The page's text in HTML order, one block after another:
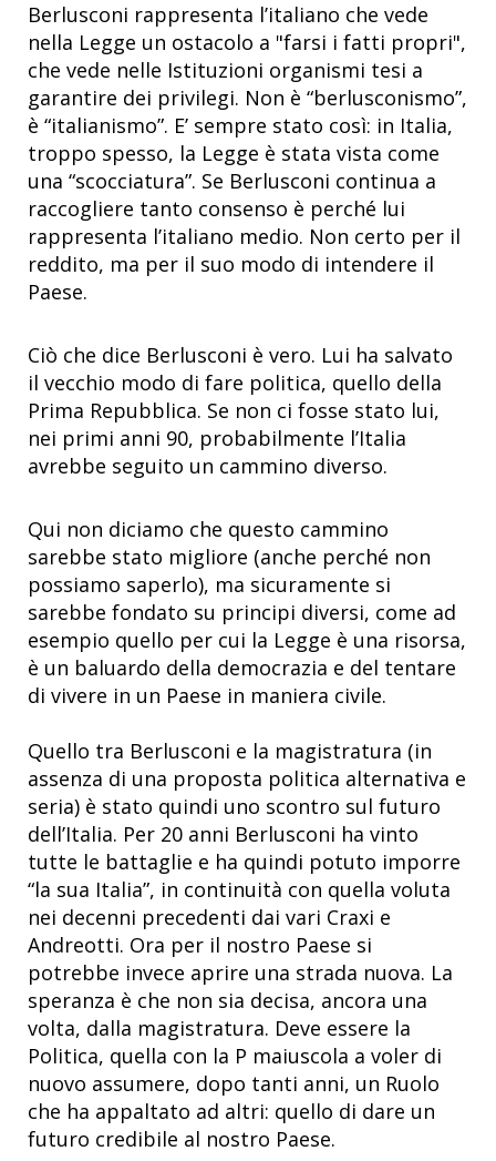
Berlusconi rappresenta l’italiano che vede
nella Legge un ostacolo a "farsi i fatti propri",
che vede nelle Istituzioni organismi tesi a
garantire dei privilegi. Non è “berlusconismo”,
è “italianismo”. E’ sempre stato così: in Italia,
troppo spesso, la Legge è stata vista come
una “scocciatura”. Se Berlusconi continua a
raccogliere tanto consenso è perché lui
rappresenta l’italiano medio. Non certo per il
reddito, ma per il suo modo di intendere il
Paese.
Ciò che dice Berlusconi è vero. Lui ha salvato
il vecchio modo di fare politica, quello della
Prima Repubblica. Se non ci fosse stato lui,
nei primi anni 90, probabilmente l’Italia
avrebbe seguito un cammino diverso.
Qui non diciamo che questo cammino
sarebbe stato migliore (anche perché non
possiamo saperlo), ma sicuramente si
sarebbe fondato su principi diversi, come ad
esempio quello per cui la Legge è una risorsa,
è un baluardo della democrazia e del tentare
di vivere in un Paese in maniera civile.
Quello tra Berlusconi e la magistratura (in
assenza di una proposta politica alternativa e
seria) è stato quindi uno scontro sul futuro
dell’Italia. Per 20 anni Berlusconi ha vinto
tutte le battaglie e ha quindi potuto imporre
“la sua Italia”, in continuità con quella voluta
nei decenni precedenti dai vari Craxi e
Andreotti. Ora per il nostro Paese si
potrebbe invece aprire una strada nuova. La
speranza è che non sia decisa, ancora una
volta, dalla magistratura. Deve essere la
Politica, quella con la P maiuscola a voler di
nuovo assumere, dopo tanti anni, un Ruolo
che ha appaltato ad altri: quello di dare un
futuro credibile al nostro Paese.